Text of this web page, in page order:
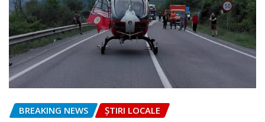
BREAKING NEWS ȘTIRI LOCALE